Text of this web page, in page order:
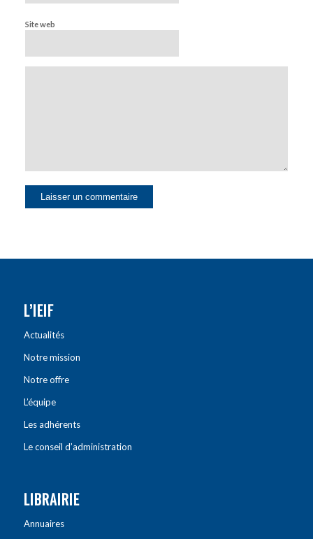
Site web
L’IEIF
Actualités
Notre mission
Notre offre
L’équipe
Les adhérents
Le conseil d’administration
LIBRAIRIE
Annuaires